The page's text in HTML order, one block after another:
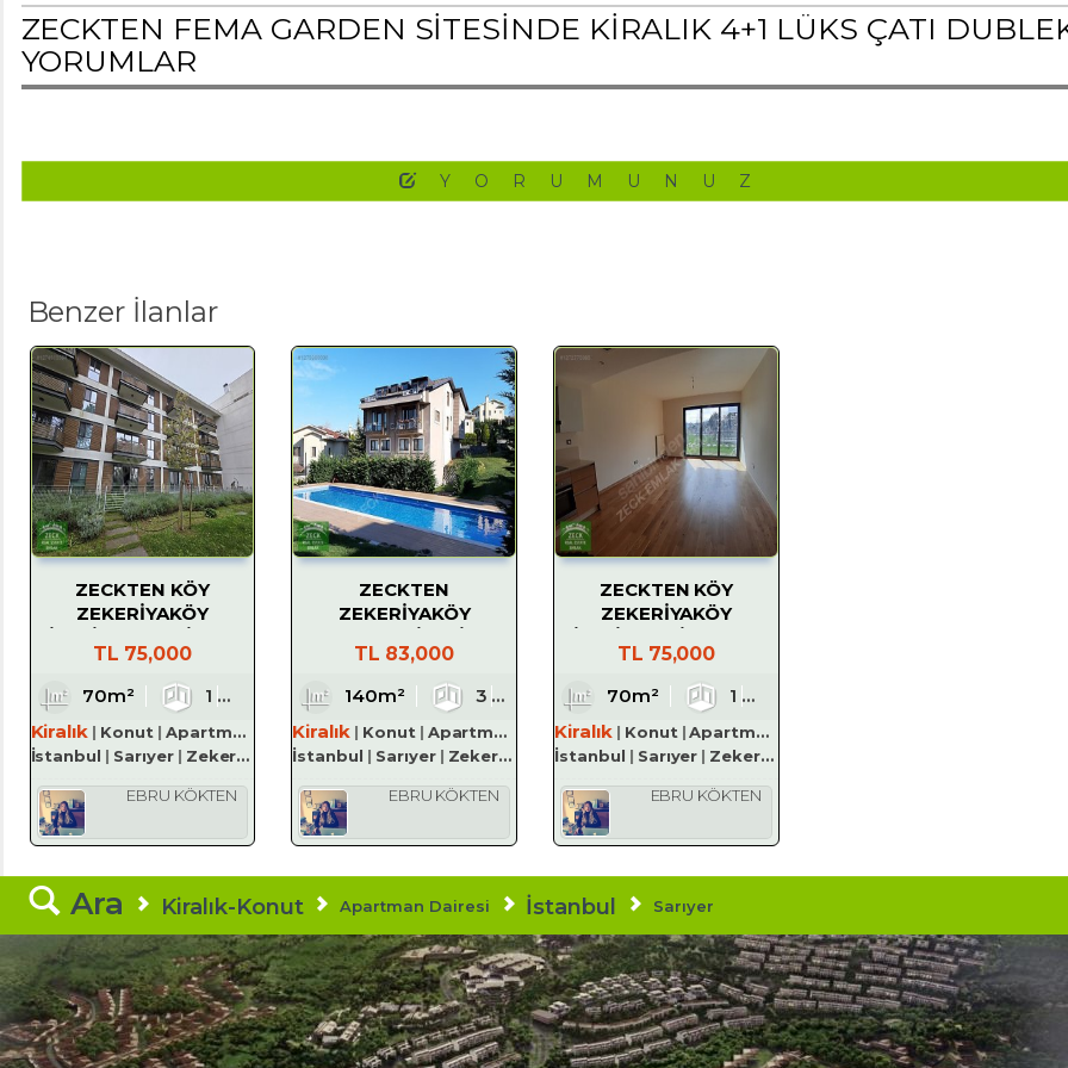
ZECKTEN FEMA GARDEN SİTESİNDE KİRALIK 4+1 LÜKS ÇATI
YORUMLAR
YORUMUNUZ
Benzer İlanlar
ZECKTEN KÖY
ZEKERİYAKÖY
BAHÇELİ DAİRE
TL 75,000
70m² 1
1
Kiralık
Konut
Apartman Dairesi
İstanbul
Sarıyer Zekeriyaköy Köyü
EBRU KÖKTEN
ZECKTEN
ZEKERİYAKÖY
KİRALIK 3+1 DUBLEKS
DAİRE
TL 83,000
140m² 3
3
Kiralık
Konut
Apartman Dairesi
İstanbul
Sarıyer Zekeriyaköy Köyü
EBRU KÖKTEN
ZECKTEN KÖY
ZEKERİYAKÖY
BAHÇELİ DAİRE
TL 75,000
70m² 1
Kiralık
Konut
Apartman Dairesi
İstanbul
Sarıyer Zekeriyaköy Köyü
EBRU KÖKTEN
Ara Kiralık-Konut Apartman Dairesi İstanbul Sarıyer